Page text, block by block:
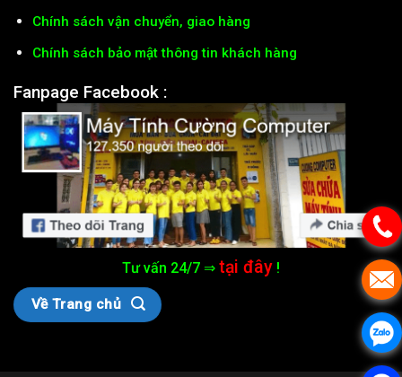
Chính sách vận chuyển, giao hàng
Chính sách bảo mật thông tin khách hàng
Fanpage Facebook :
Tư vấn 24/7 ⇒ tại đây !
Về Trang chủ